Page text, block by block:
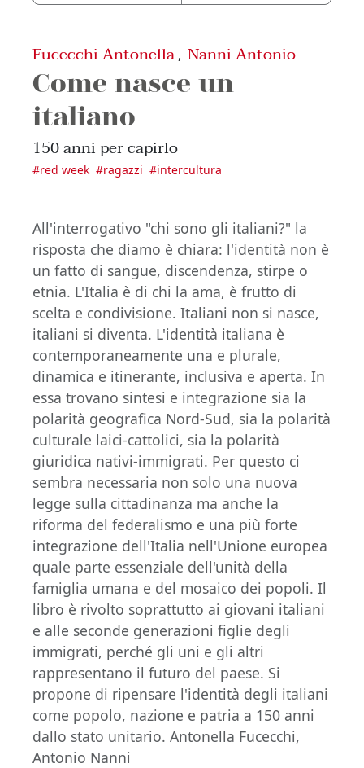
Fucecchi Antonella , Nanni Antonio
Come nasce un
italiano
150 anni per capirlo
#red week #ragazzi #intercultura
All'interrogativo "chi sono gli italiani?" la
risposta che diamo è chiara: l'identità non è
un fatto di sangue, discendenza, stirpe o
etnia. L'Italia è di chi la ama, è frutto di
scelta e condivisione. Italiani non si nasce,
italiani si diventa. L'identità italiana è
contemporaneamente una e plurale,
dinamica e itinerante, inclusiva e aperta. In
essa trovano sintesi e integrazione sia la
polarità geografica Nord-Sud, sia la polarità
culturale laici-cattolici, sia la polarità
giuridica nativi-immigrati. Per questo ci
sembra necessaria non solo una nuova
legge sulla cittadinanza ma anche la
riforma del federalismo e una più forte
integrazione dell'Italia nell'Unione europea
quale parte essenziale dell'unità della
famiglia umana e del mosaico dei popoli. Il
libro è rivolto soprattutto ai giovani italiani
e alle seconde generazioni figlie degli
immigrati, perché gli uni e gli altri
rappresentano il futuro del paese. Si
propone di ripensare l'identità degli italiani
come popolo, nazione e patria a 150 anni
dallo stato unitario. Antonella Fucecchi,
Antonio Nanni